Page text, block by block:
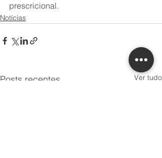
prescricional.
Notícias
Posts recentes Ver tudo